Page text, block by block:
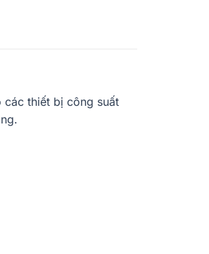
các thiết bị công suất